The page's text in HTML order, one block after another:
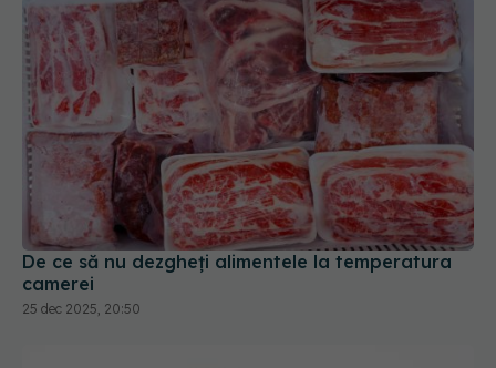
De ce să nu dezgheți alimentele la temperatura
camerei
25 dec 2025, 20:50